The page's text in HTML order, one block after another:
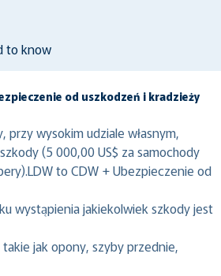
to know
od uszkodzeń i kradzieży
przy wysokim udziale własnym,
(5 000,00 US$ za samochody
to CDW + Ubezpieczenie od
wystąpienia jakiekolwiek szkody jest
jak opony, szyby przednie,